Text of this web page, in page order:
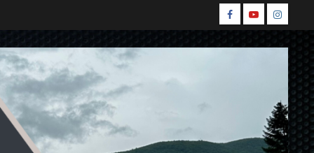
Spin
Facebook
Spin
Youtube
Spin